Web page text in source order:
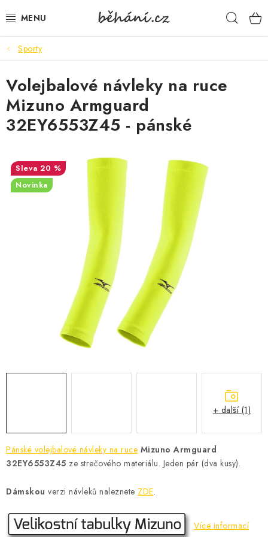
na
BOTY PÁNSKÉ
BOTY DÁMSKÉ
PÁNSKÉ OBLEČENÍ
DOPLŇKY
DÁRKOVÉ POUKAZY
VELIKOSTNÍ TABULKY
NOVINKY
NOVINKY MIZUNO
NOVINKY INOV-8
Sporty
Pánské volejbalové návleky na ruce Mizuno Armguard
32EY6553Z45 ze strečového materiálu. Jeden pár (dva kusy).
Dámskou verzi návleků naleznete ZDE.
Více informací
Volejbalové návleky na ruce
Mizuno Armguard
32EY6553Z45 - pánské
20 %
Novinka
+ další (1)